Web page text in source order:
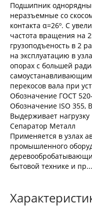
Подшипник
неразъемные со
контакта α=26º. С
частота вращения на
грузоподъеность в 2
на эксплуатацию в
опорах с большей
перекосов вала при
Обозначение ГОСТ
Обозначение ISO 355,
Выдерживает
Сепаратор Металл
Применяется в узлах
промышленного
бытовой технике и пр...